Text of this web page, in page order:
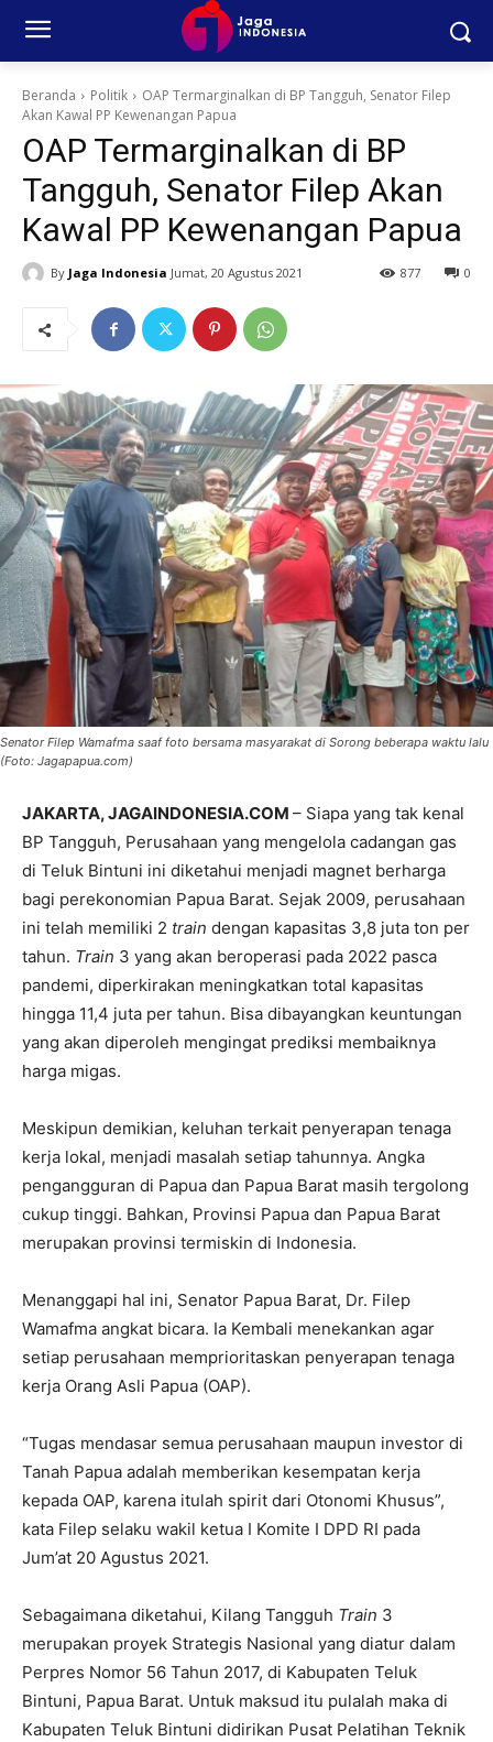
Beranda Politik
OAP Termarginalkan di BP Tangguh, Senator Filep
Akan Kawal PP Kewenangan Papua
OAP Termarginalkan di BP
Tangguh, Senator Filep Akan
Kawal PP Kewenangan Papua
By Jaga Indonesia Jumat, 20 Agustus 2021 0
877
Senator Filep Wamafma saaf foto bersama masyarakat di Sorong beberapa waktu lalu
(Foto: Jagapapua.com)
JAKARTA, JAGAINDONESIA.COM – Siapa yang tak kenal
BP Tangguh, Perusahaan yang mengelola cadangan gas
di Teluk Bintuni ini diketahui menjadi magnet berharga
bagi perekonomian Papua Barat. Sejak 2009, perusahaan
ini telah memiliki 2 train dengan kapasitas 3,8 juta ton per
tahun. Train 3 yang akan beroperasi pada 2022 pasca
pandemi, diperkirakan meningkatkan total kapasitas
hingga 11,4 juta per tahun. Bisa dibayangkan keuntungan
yang akan diperoleh mengingat prediksi membaiknya
harga migas.
Meskipun demikian, keluhan terkait penyerapan tenaga
kerja lokal, menjadi masalah setiap tahunnya. Angka
pengangguran di Papua dan Papua Barat masih tergolong
cukup tinggi. Bahkan, Provinsi Papua dan Papua Barat
merupakan provinsi termiskin di Indonesia.
Menanggapi hal ini, Senator Papua Barat, Dr. Filep
Wamafma angkat bicara. Ia Kembali menekankan agar
setiap perusahaan memprioritaskan penyerapan tenaga
kerja Orang Asli Papua (OAP).
“Tugas mendasar semua perusahaan maupun investor di
Tanah Papua adalah memberikan kesempatan kerja
kepada OAP, karena itulah spirit dari Otonomi Khusus”,
kata Filep selaku wakil ketua I Komite I DPD RI pada
Jum’at 20 Agustus 2021.
Sebagaimana diketahui, Kilang Tangguh Train 3
merupakan proyek Strategis Nasional yang diatur dalam
Perpres Nomor 56 Tahun 2017, di Kabupaten Teluk
Bintuni, Papua Barat. Untuk maksud itu pulalah maka di
Kabupaten Teluk Bintuni didirikan Pusat Pelatihan Teknik